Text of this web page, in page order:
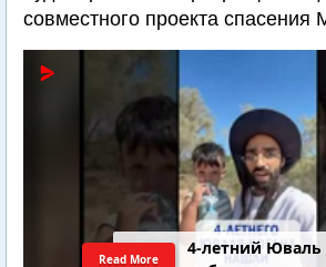
совместного проекта спасения
4-летний Юваль
Read More